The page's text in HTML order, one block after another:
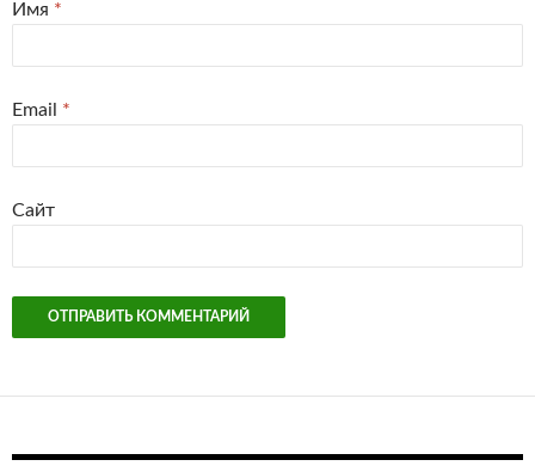
Имя *
Email *
Сайт